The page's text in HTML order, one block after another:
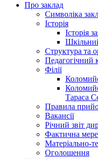
Про заклад
Символіка
Історія
Історія
Структура та
Педагогічний
Філії
Тараса
Правила
Вакансії
Річний звіт
Фактична
Матеріально-
Оголошення